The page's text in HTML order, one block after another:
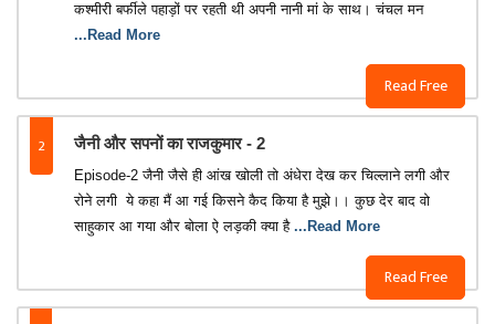
Read Free
कश्मीरी बर्फीले पहाड़ों पर रहती थी अपनी नानी मां के साथ। चंचल मन
...Read More
2 जैनी और सपनों का राजकुमार - 2
Read Free
Episode-2 जैनी जैसे ही आंख खोली तो अंधेरा देख कर चिल्लाने लगी और
रोने लगी ‌ ये कहा मैं आ गई किसने कैद किया है मुझे।। कुछ देर बाद वो
साहुकार आ गया और बोला ऐ लड़की क्या है ...Read More